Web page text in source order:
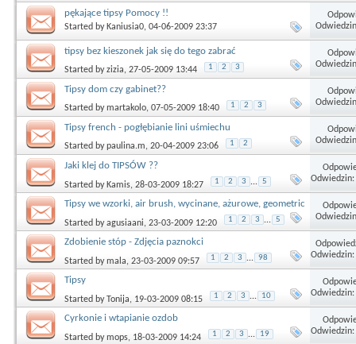
pękające tipsy Pomocy !!
Started by Kaniusia0, 04-06-2009 23:37
tipsy bez kieszonek jak się do tego zabrać
Started byzizia, 27-05-2009 13:44 1 2 3
Tipsy dom czy gabinet??
Started bymartakolo, 07-05-2009 18:40 1 2 3
Tipsy french - pogłębianie lini uśmiechu
Started bypaulina.m, 20-04-2009 23:06 1 2
Jaki klej do TIPSÓW ??
Started by Kamis, 28-03-2009 18:27 1 2 3 ... 5
Tipsy we wzorki, air brush, wycinane, ażurowe, geometric
Started byagusiaani, 23-03-2009 12:20 1 2 3 ... 5
Zdobienie stóp - Zdjęcia paznokci
Started bymala, 23-03-2009 09:57 1 2 3 ... 98
Tipsy
Started byTonija, 19-03-2009 08:15 1 2 3 ... 10
Cyrkonie i wtapianie ozdob
Started bymops, 18-03-2009 14:24 1 2 3 ... 19